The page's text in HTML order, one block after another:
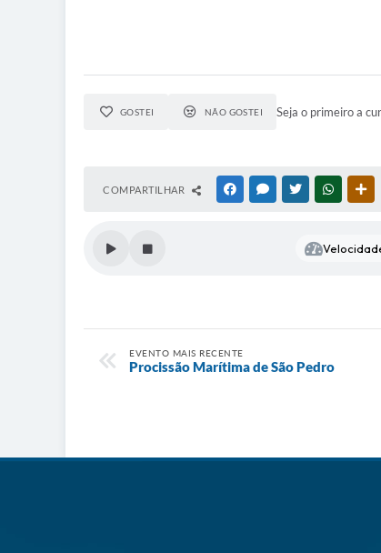
GOSTEI NÃO GOSTEI Seja o primeiro a
COMPARTILHAR FACEBOOKMESSENGER
TWITTER
EVENTO MAIS RECENTE
Procissão Marítima de São Pedro